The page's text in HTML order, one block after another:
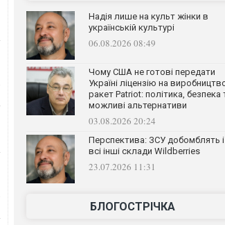
Надія лише на культ жінки в
українській культурі
06.08.2026 08:49
Чому США не готові передати
Україні ліцензію на
ракет Patriot: політика, безпека
можливі альтернативи
03.08.2026 20:24
Перспектива: ЗСУ добомблять і
всі інші склади Wildberries
23.07.2026 11:31
БЛОГОСТРІЧКА